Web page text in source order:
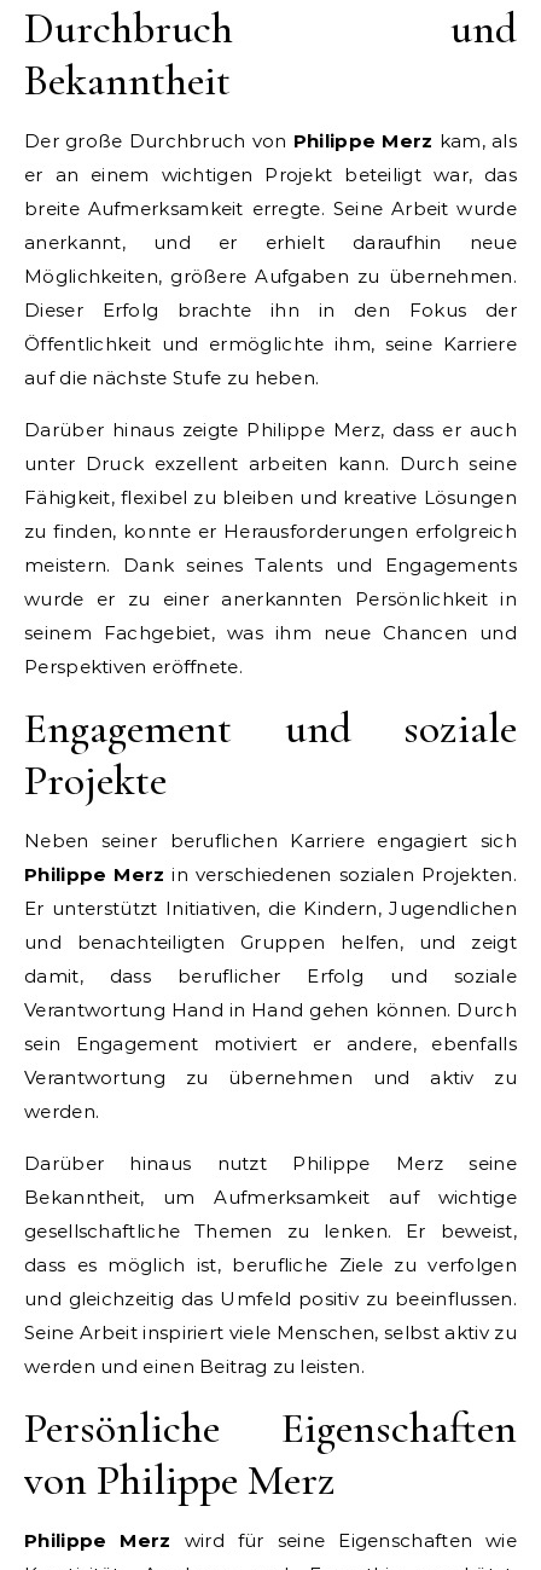
Durchbruch und
Bekanntheit
Der große Durchbruch von Philippe Merz kam, als
er an einem wichtigen Projekt beteiligt war, das
breite Aufmerksamkeit erregte. Seine Arbeit wurde
anerkannt, und er erhielt daraufhin neue
Möglichkeiten, größere Aufgaben zu übernehmen.
Dieser Erfolg brachte ihn in den Fokus der
Öffentlichkeit und ermöglichte ihm, seine Karriere
auf die nächste Stufe zu heben.
Darüber hinaus zeigte Philippe Merz, dass er auch
unter Druck exzellent arbeiten kann. Durch seine
Fähigkeit, flexibel zu bleiben und kreative Lösungen
zu finden, konnte er Herausforderungen erfolgreich
meistern. Dank seines Talents und Engagements
wurde er zu einer anerkannten Persönlichkeit in
seinem Fachgebiet, was ihm neue Chancen und
Perspektiven eröffnete.
Engagement und soziale
Projekte
Neben seiner beruflichen Karriere engagiert sich
Philippe Merz in verschiedenen sozialen Projekten.
Er unterstützt Initiativen, die Kindern, Jugendlichen
und benachteiligten Gruppen helfen, und zeigt
damit, dass beruflicher Erfolg und soziale
Verantwortung Hand in Hand gehen können. Durch
sein Engagement motiviert er andere, ebenfalls
Verantwortung zu übernehmen und aktiv zu
werden.
Darüber hinaus nutzt Philippe Merz seine
Bekanntheit, um Aufmerksamkeit auf wichtige
gesellschaftliche Themen zu lenken. Er beweist,
dass es möglich ist, berufliche Ziele zu verfolgen
und gleichzeitig das Umfeld positiv zu beeinflussen.
Seine Arbeit inspiriert viele Menschen, selbst aktiv zu
werden und einen Beitrag zu leisten.
Persönliche Eigenschaften
von Philippe Merz
Philippe Merz wird für seine Eigenschaften wie